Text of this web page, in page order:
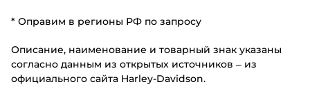
* Оправим в регионы РФ по запросу
Описание, наименование и товарный знак указаны
согласно данным из открытых источников – из
официального сайта Harley-Davidson.